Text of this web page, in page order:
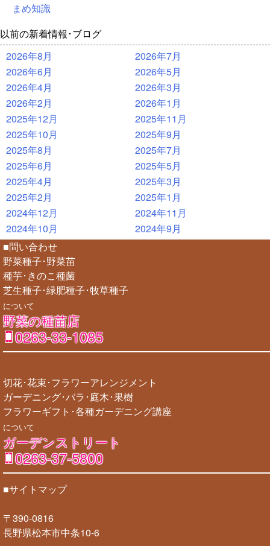
まめ知識
以前の新着情報･ブログ
2026年8月
2026年7月
2026年6月
2026年5月
2026年4月
2026年3月
2026年2月
2026年1月
2025年12月
2025年11月
2025年10月
2025年9月
2025年8月
2025年7月
2025年6月
2025年5月
2025年4月
2025年3月
2025年2月
2025年1月
2024年12月
2024年11月
2024年10月
2024年9月
■問い合わせ
野菜種子･野菜苗
種芋･きのこ種菌
芝生種子･緑肥種子･牧草種子
について
野菜の種苗店
0263-33-1085
切花･花束･フラワーアレンジメント
ガーデニング･バラ･庭木･果樹
フラワーギフト･各種ガーデニング講座
について
ガーデンストリート
0263-37-5800
■サイトマップ
〒390-0816
長野県松本市中条10-6